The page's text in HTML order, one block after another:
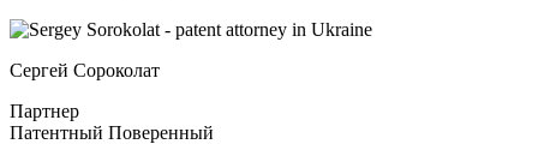
Сергей Сороколат
Партнер
Патентный Поверенный